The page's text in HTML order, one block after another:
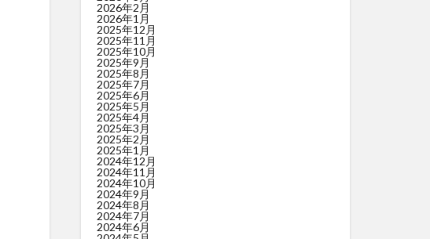
2026年2月
2026年1月
2025年12月
2025年11月
2025年10月
2025年9月
2025年8月
2025年7月
2025年6月
2025年5月
2025年4月
2025年3月
2025年2月
2025年1月
2024年12月
2024年11月
2024年10月
2024年9月
2024年8月
2024年7月
2024年6月